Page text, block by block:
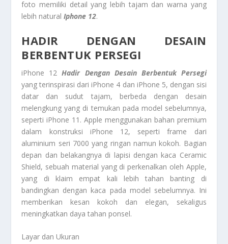
foto memiliki detail yang lebih tajam dan warna yang
lebih natural Iphone 12.
HADIR DENGAN DESAIN
BERBENTUK PERSEGI
iPhone 12Hadir Dengan Desain Berbentuk Persegi
yang terinspirasi dari iPhone 4 dan iPhone 5, dengan sisi
datar dan sudut tajam, berbeda dengan desain
melengkung yang di temukan pada model sebelumnya,
seperti iPhone 11. Apple menggunakan bahan premium
dalam konstruksi iPhone 12, seperti frame dari
aluminium seri 7000 yang ringan namun kokoh. Bagian
depan dan belakangnya di lapisi dengan kaca Ceramic
Shield, sebuah material yang di perkenalkan oleh Apple,
yang di klaim empat kali lebih tahan banting di
bandingkan dengan kaca pada model sebelumnya. Ini
memberikan kesan kokoh dan elegan, sekaligus
meningkatkan daya tahan ponsel.
Layar dan Ukuran